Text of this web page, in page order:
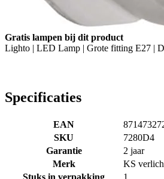
Gratis lampen bij dit product
Lighto | LED Lamp | Grote fitting E27 |
Specificaties
EAN
SKU
7280D4
Garantie
2 jaar
Merk
KS
Stuks in verpakking
1